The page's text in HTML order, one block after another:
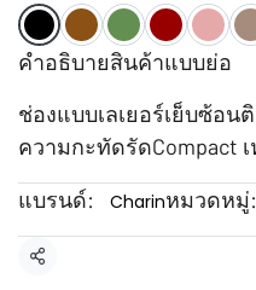
คำอธิบายสินค้าแบบย่อ
ช่องแบบเลเยอร์เย็บซ้อ
ความกะทัดรัดCompact
แบรนด์:
Charinหมวดหมู่:
แชร์